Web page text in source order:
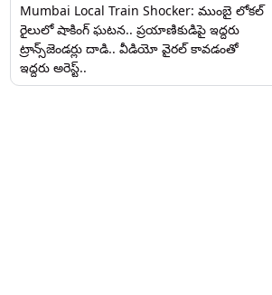
Mumbai Local Train Shocker: ముంబై లోకల్
రైలులో షాకింగ్ ఘటన.. ప్రయాణికుడిపై ఇద్దరు
ట్రాన్స్‌జెండర్లు దాడి.. వీడియో వైరల్ కావడంతో
ఇద్దరు అరెస్ట్..